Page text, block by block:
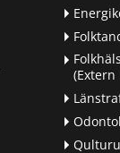
(Extern